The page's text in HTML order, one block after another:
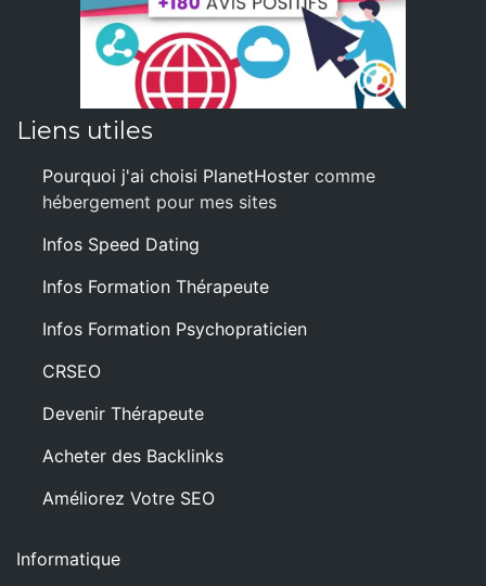
Liens utiles
Pourquoi j'ai choisi PlanetHoster comme
hébergement pour mes sites
Infos Speed Dating
Infos Formation Thérapeute
Infos Formation Psychopraticien
CRSEO
Devenir Thérapeute
Acheter des Backlinks
Améliorez Votre SEO
Informatique